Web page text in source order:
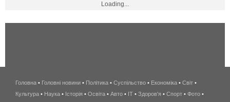
Loading...
беспроводной
интернет
Головна • Головні новини • Політика • Суспільство • Економіка • Світ •
Культура • Наука • Історія • Освіта • Авто • IT • Здоров'я • Спорт • Фото •